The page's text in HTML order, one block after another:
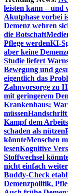
leisten kann – und
Akutphase vorbei
Demenz wehren
die Botschaft
Pflege werdenKI-
aber keine
Studie liefert
Bewegung und
eigentlich das
Zahnvorsorge zu
mit geringerem
Krankenhaus:
müssenHandschrift
Kampf dem
schaden als nützen
könnteMenschen
lesenKognitive
Stoffwechsel
nicht einfach
Buddy-Check
Demenzpolitik,